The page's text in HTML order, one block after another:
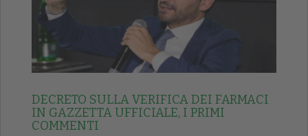
DECRETO SULLA VERIFICA DEI FARMACI
IN GAZZETTA UFFICIALE, I PRIMI
COMMENTI